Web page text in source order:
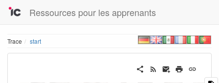
Ressources pour les apprenants
Trace start